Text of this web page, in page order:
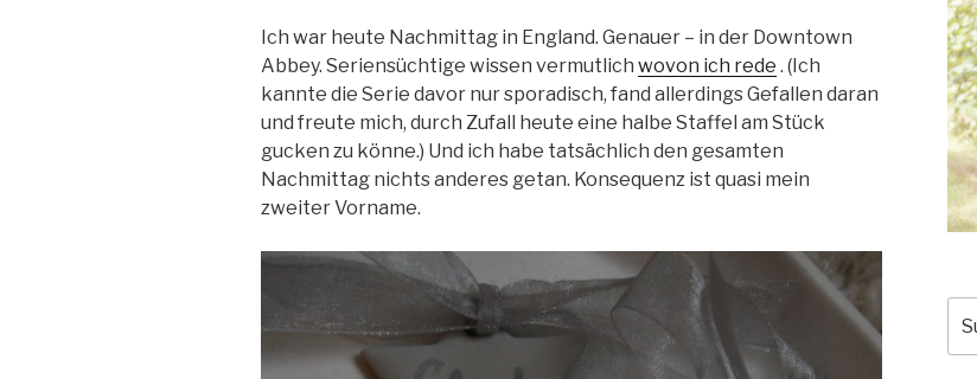
Ich war heute Nachmittag in England. Genauer – in der Downtown
Abbey. Seriensüchtige wissen vermutlich wovon ich rede . (Ich
kannte die Serie davor nur sporadisch, fand allerdings Gefallen daran
und freute mich, durch Zufall heute eine halbe Staffel am Stück
gucken zu könne.) Und ich habe tatsächlich den gesamten
Nachmittag nichts anderes getan. Konsequenz ist quasi mein
zweiter Vorname.